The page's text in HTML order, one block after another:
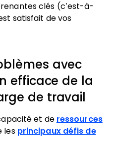
clés (c’est-à-
satisfait de vos
avec
efficace de la
de travail
et de ressources
les principaux défis de